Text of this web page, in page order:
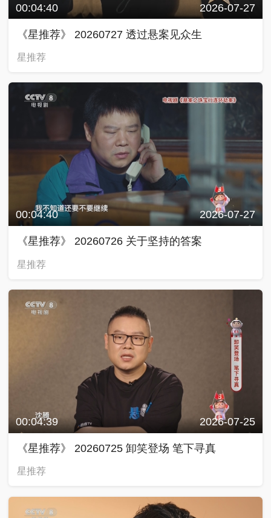
00:04:40 2026-07-27
《星推荐》 20260727 透过悬案见众生
星推荐
00:04:40 2026-07-27
《星推荐》 20260726 关于坚持的答案
星推荐
00:04:39 2026-07-25
《星推荐》 20260725 卸笑登场 笔下寻真
星推荐